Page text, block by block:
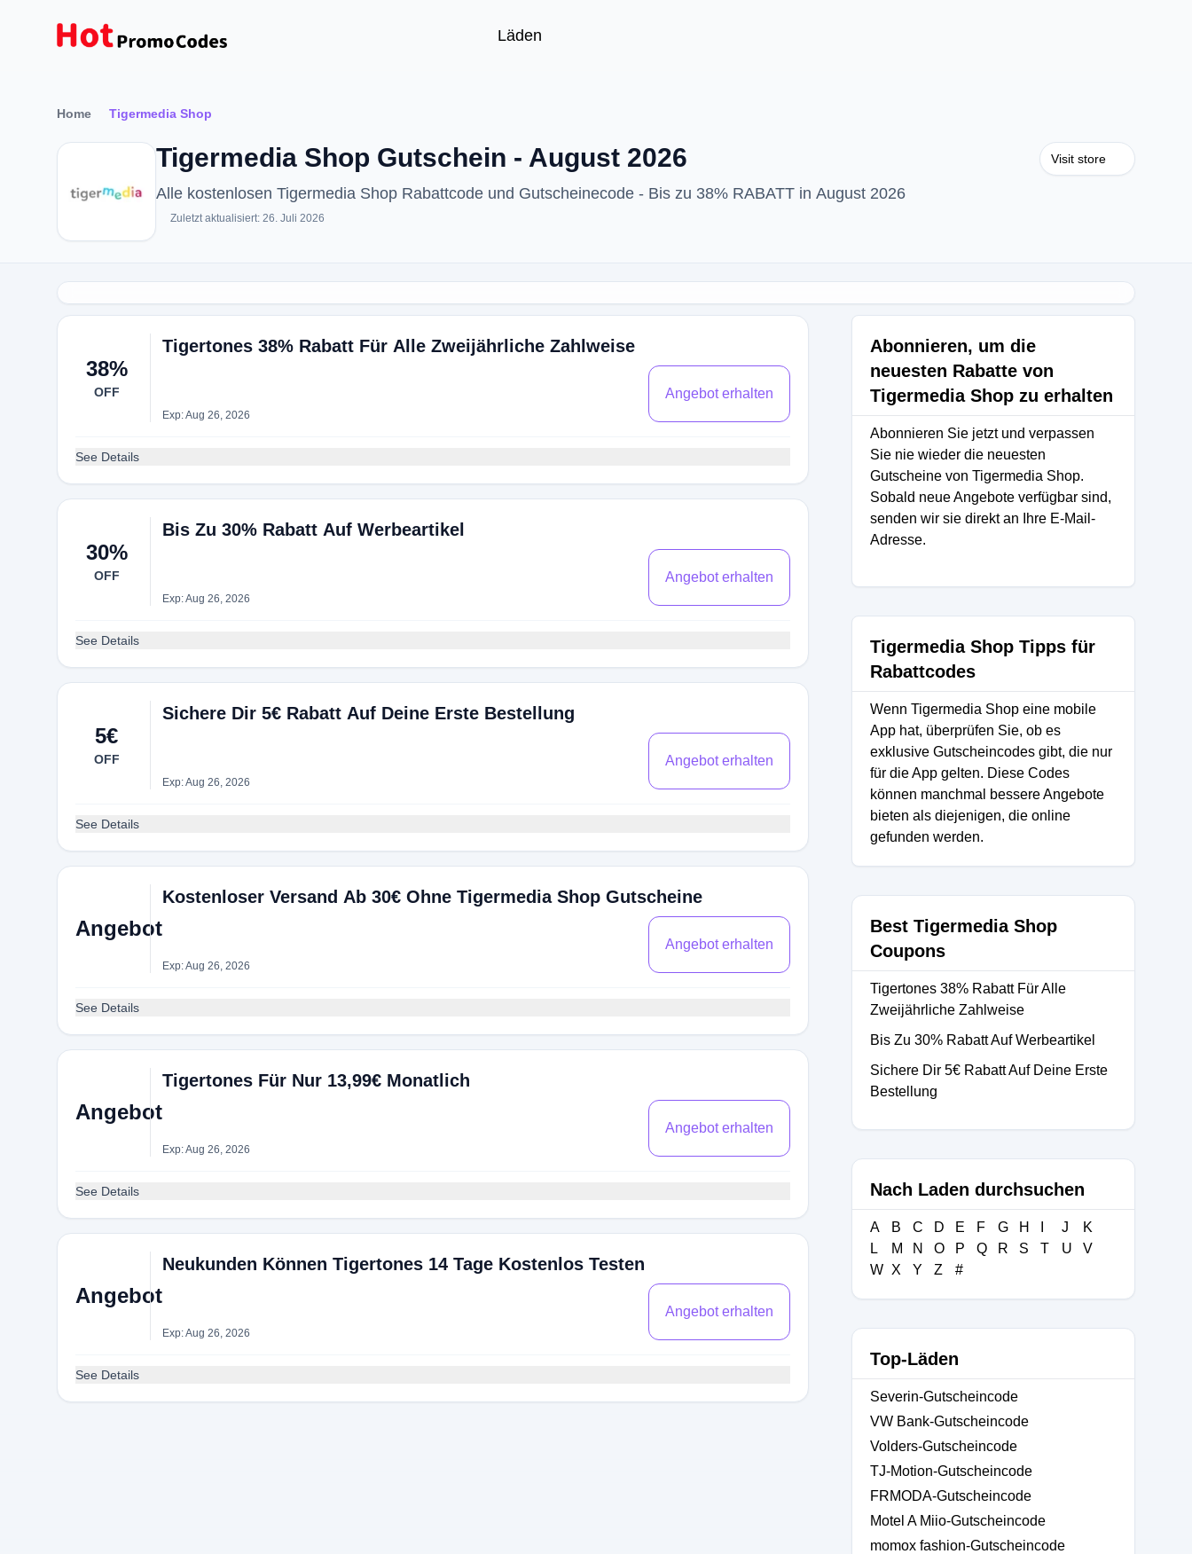
Läden
Home Tigermedia Shop
Tigermedia Shop Gutschein - August 2026
Alle kostenlosen Tigermedia Shop Rabattcode und Gutscheinecode - Bis zu 38% RABATT in August 2026
Zuletzt aktualisiert: 26. Juli 2026
Visit store
38%
OFF
Tigertones 38% Rabatt Für Alle Zweijährliche Zahlweise
Exp: Aug 26, 2026
Angebot erhalten
See Details
30%
OFF
Bis Zu 30% Rabatt Auf Werbeartikel
Exp: Aug 26, 2026
Angebot erhalten
See Details
5€
OFF
Sichere Dir 5€ Rabatt Auf Deine Erste Bestellung
Exp: Aug 26, 2026
Angebot erhalten
See Details
Angebot
Kostenloser Versand Ab 30€ Ohne Tigermedia Shop Gutscheine
Exp: Aug 26, 2026
Angebot erhalten
See Details
Angebot
Tigertones Für Nur 13,99€ Monatlich
Exp: Aug 26, 2026
Angebot erhalten
See Details
Angebot
Neukunden Können Tigertones 14 Tage Kostenlos Testen
Exp: Aug 26, 2026
Angebot erhalten
See Details
Abonnieren, um die
neuesten Rabatte von
Tigermedia Shop zu erhalten
Abonnieren Sie jetzt und verpassen
Sie nie wieder die neuesten
Gutscheine von Tigermedia Shop.
Sobald neue Angebote verfügbar sind,
senden wir sie direkt an Ihre E-Mail-
Adresse.
Tigermedia Shop Tipps für
Rabattcodes
Wenn Tigermedia Shop eine mobile
App hat, überprüfen Sie, ob es
exklusive Gutscheincodes gibt, die nur
für die App gelten. Diese Codes
können manchmal bessere Angebote
bieten als diejenigen, die online
gefunden werden.
Best Tigermedia Shop
Coupons
Tigertones 38% Rabatt Für Alle
Zweijährliche Zahlweise
Bis Zu 30% Rabatt Auf Werbeartikel
Sichere Dir 5€ Rabatt Auf Deine Erste
Bestellung
Nach Laden durchsuchen
A B C D E F G H J
K
L
M N O P Q R S T U
V
W X Y Z #
Top-Läden
Severin-Gutscheincode
VW Bank-Gutscheincode
Volders-Gutscheincode
TJ-Motion-Gutscheincode
FRMODA-Gutscheincode
Motel A Miio-Gutscheincode
momox fashion-Gutscheincode